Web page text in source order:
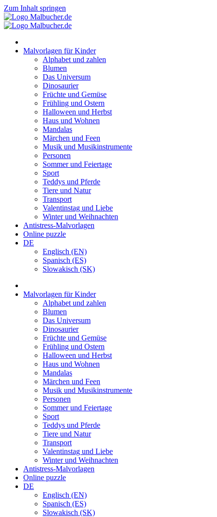
Zum Inhalt springen
Malvorlagen für Kinder
Alphabet und zahlen
Blumen
Das Universum
Dinosaurier
Früchte und Gemüse
Frühling und Ostern
Halloween und Herbst
Haus und Wohnen
Mandalas
Märchen und Feen
Musik und Musikinstrumente
Personen
Sommer und Feiertage
Sport
Teddys und Pferde
Tiere und Natur
Transport
Valentinstag und Liebe
Winter und Weihnachten
Antistress-Malvorlagen
Online puzzle
DE
Englisch (EN)
Spanisch (ES)
Slowakisch (SK)
Malvorlagen für Kinder
Alphabet und zahlen
Blumen
Das Universum
Dinosaurier
Früchte und Gemüse
Frühling und Ostern
Halloween und Herbst
Haus und Wohnen
Mandalas
Märchen und Feen
Musik und Musikinstrumente
Personen
Sommer und Feiertage
Sport
Teddys und Pferde
Tiere und Natur
Transport
Valentinstag und Liebe
Winter und Weihnachten
Antistress-Malvorlagen
Online puzzle
DE
Englisch (EN)
Spanisch (ES)
Slowakisch (SK)